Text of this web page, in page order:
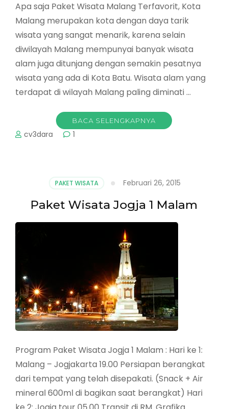
Apa saja Paket Wisata Malang Terfavorit, Kota
Malang merupakan kota dengan daya tarik
wisata yang sangat menarik, karena selain
diwilayah Malang mempunyai banyak wisata
alam juga ditunjang dengan semakin pesatnya
wisata yang ada di Kota Batu. Wisata alam yang
terdapat di wilayah Malang paling diminati …
BACA SELENGKAPNYA
cv3dara 1
PAKET WISATA Februari 26, 2015
Paket Wisata Jogja 1 Malam
Program Paket Wisata Jogja 1 Malam : Hari ke 1:
Malang – Jogjakarta 19.00 Persiapan berangkat
dari tempat yang telah disepakati. (Snack + Air
mineral 600ml di bagikan saat berangkat) Hari